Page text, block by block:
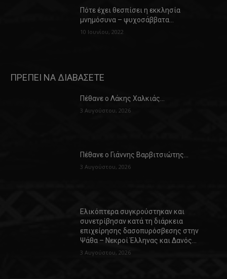
Πότε έχει θεσπίσει η εκκλησία
μνημόσυνα – ψυχοσάββατα…
10 Ιουνίου, 2022
ΠΡΕΠΕΙ ΝΑ ΔΙΑΒΑΣΕΤΕ
Πέθανε ο Λάκης Χαλκιάς…
3 Αυγούστου, 2026
Πέθανε ο Γιάννης Βαρβιτσιώτης…
3 Αυγούστου, 2026
Ελικόπτερα συγκρούστηκαν και
συνετρίβησαν κατά τη διάρκεια
επιχείρησης δασοπυρόσβεσης στην
Ψάθα – Νεκροί Έλληνας και Δανός…
3 Αυγούστου, 2026